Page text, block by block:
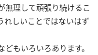
無理して頑張り続けるこ
れしいことではないはず
もいろいろあります。